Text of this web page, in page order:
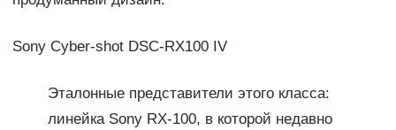
Sony Cyber-shot DSC-RX100 IV
Эталонные представители этого класса:
линейка Sony RX-100, в которой недавно